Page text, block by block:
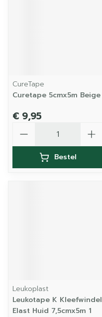
CureTape
Curetape 5cmx5m Beige
€ 9,95
Bestel
Leukoplast
Leukotape K Kleefwindel
Elast Huid 7,5cmx5m 1